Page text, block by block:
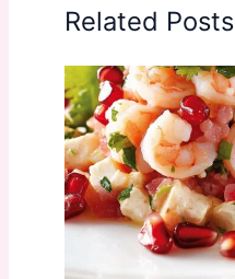
Related Posts